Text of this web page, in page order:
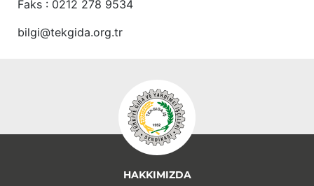
Faks : 0212 278 9534
bilgi@tekgida.org.tr
HAKKIMIZDA